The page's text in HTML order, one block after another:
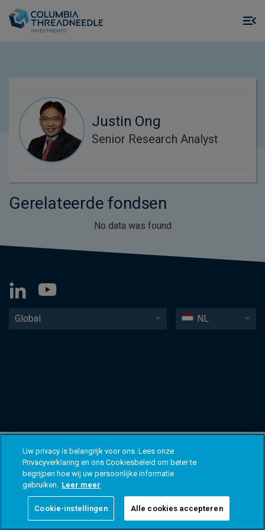
Justin Ong
Senior Research Analyst
Gerelateerde fondsen
No data was found
Global NL
Uw privacy is belangrijk voor ons. Lees onze
Privacyverklaring en ons Cookiesbeleid om beter te
begrijpen hoe wij uw persoonlijke informatie
gebruiken. Leer meer
Cookie-instellingen Alle cookies accepteren